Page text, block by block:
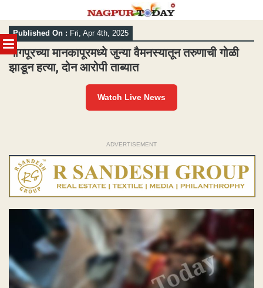
MENU
Skip
to
content
Published On : Fri, Apr 4th, 2025
नागपूरच्या मानकापूरमध्ये जुन्या वैमनस्यातून तरुणाची गोळी
झाडून हत्या, दोन आरोपी ताब्यात
Watch Live News
ADVERTISEMENT